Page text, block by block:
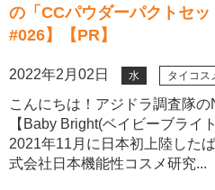
の「CCパウダーパクトセ
#026】【PR】
2022年2月02日 水 タイコス
こんにちは！アジドラ調査隊
【Baby Bright(ベイビーブライ
2021年11月に日本初上陸した
式会社日本機能性コスメ研究...